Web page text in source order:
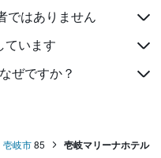
ではありません
ています
ぜですか？
壱岐市85 壱岐マリーナホテル